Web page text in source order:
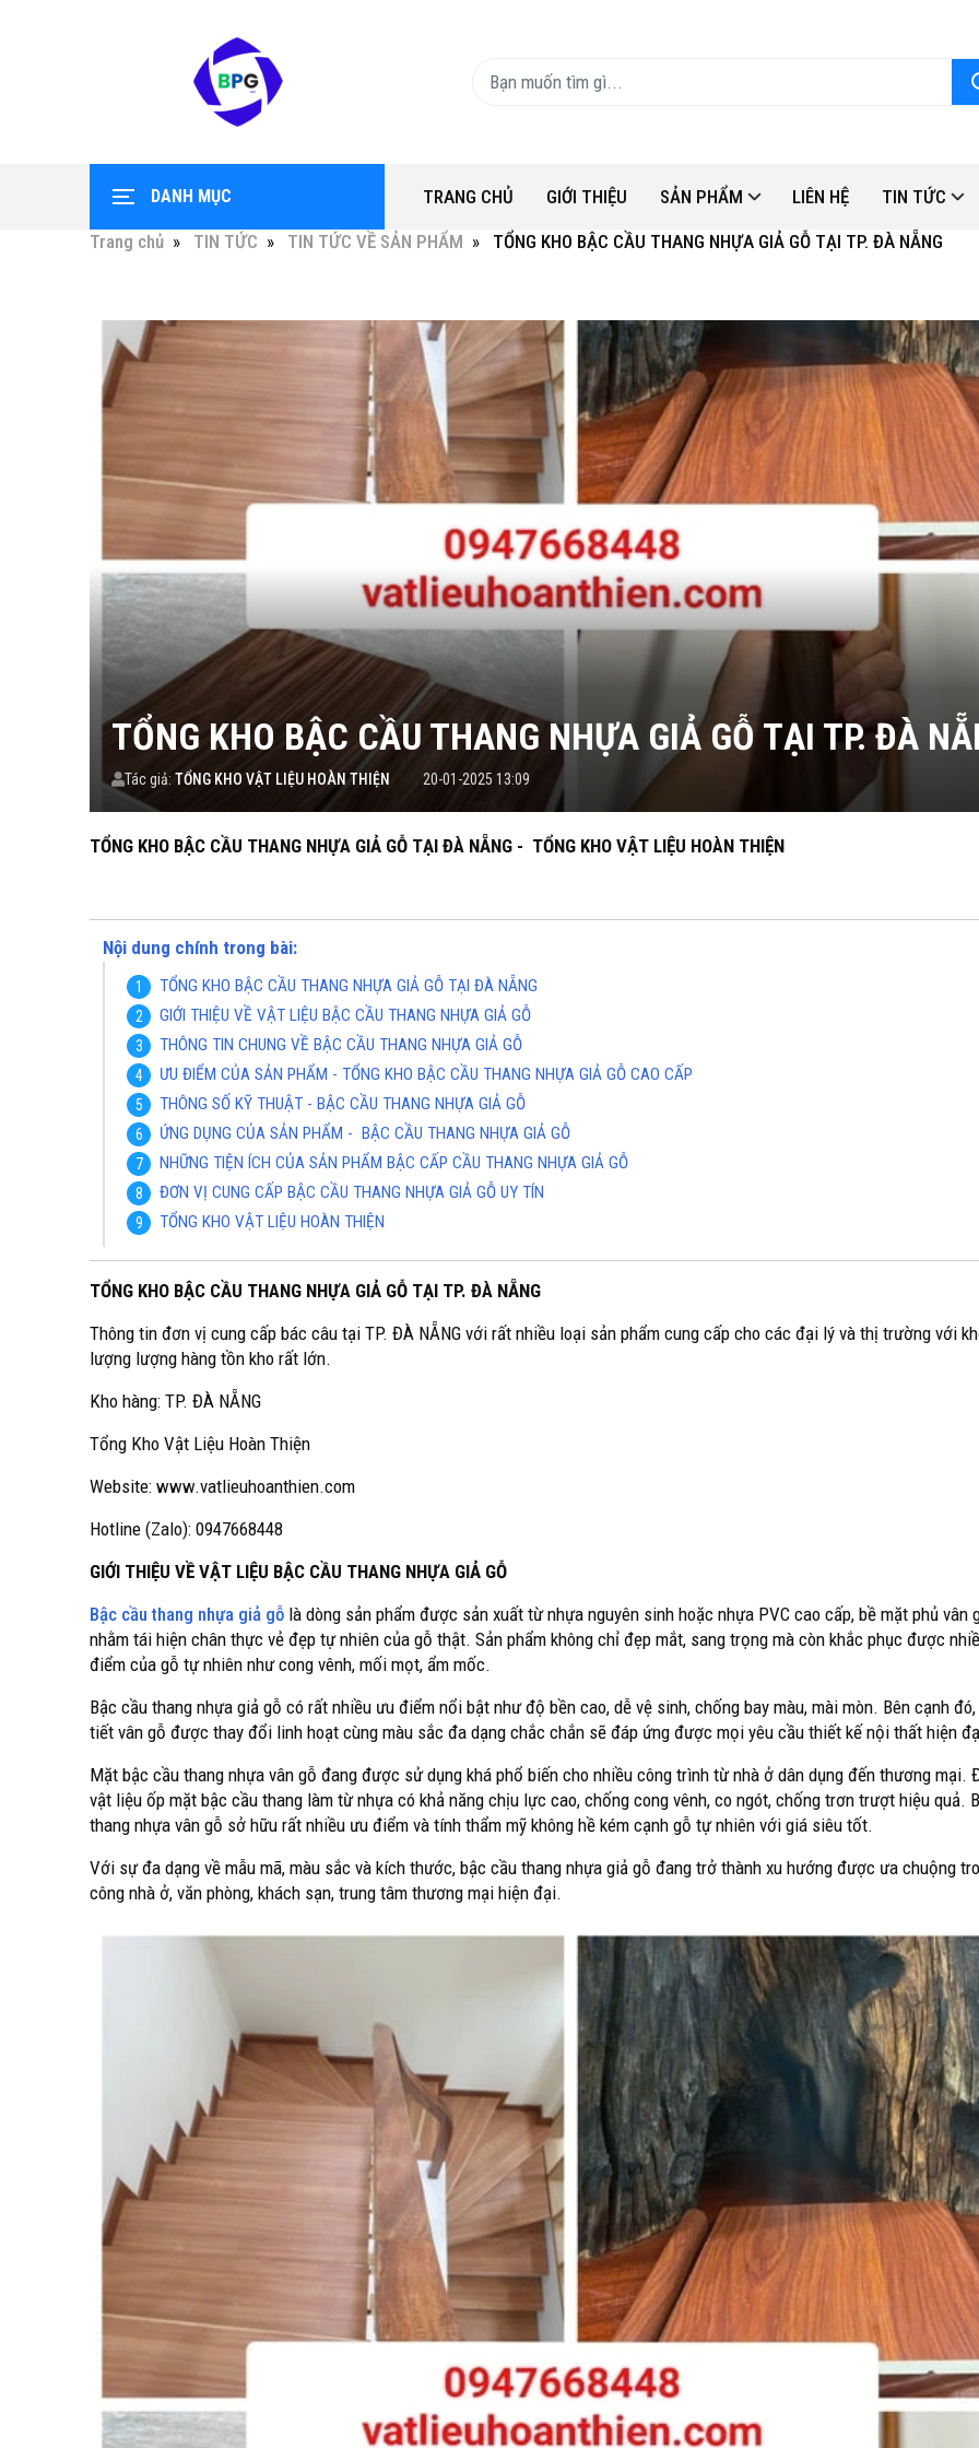
DANH MỤC TRANG CHỦ GIỚI THIỆU SẢN PHẨM LIÊN HỆ TIN TỨC
Trang chủ TIN TỨC TIN TỨC VỀ SẢN PHẨM TỔNG KHO BẬC CẦU THANG NHỰA GIẢ GỖ TẠI TP. ĐÀ NẴNG
TỔNG KHO BẬC CẦU THANG NHỰA GIẢ GỖ TẠI TP. ĐÀ
Tác giả: TỔNG KHO VẬT LIỆU HOÀN THIỆN 20-01-2025 13:09
TỔNG KHO BẬC CẦU THANG NHỰA GIẢ GỖ TẠI ĐÀ NẴNG - TỔNG KHO VẬT LIỆU HOÀN THIỆN
Nội dung chính trong bài:
TỔNG KHO BẬC CẦU THANG NHỰA GIẢ GỖ TẠI ĐÀ NẴNG
GIỚI THIỆU VỀ VẬT LIỆU BẬC CẦU THANG NHỰA GIẢ GỖ
THÔNG TIN CHUNG VỀ BẬC CẦU THANG NHỰA GIẢ GỖ
ƯU ĐIỂM CỦA SẢN PHẨM - TỔNG KHO BẬC CẦU THANG NHỰA GIẢ GỖ CAO CẤP
THÔNG SỐ KỸ THUẬT - BẬC CẦU THANG NHỰA GIẢ GỖ
ỨNG DỤNG CỦA SẢN PHẨM - BẬC CẦU THANG NHỰA GIẢ GỖ
NHỮNG TIỆN ÍCH CỦA SẢN PHẨM BẬC CẤP CẦU THANG NHỰA GIẢ GỖ
ĐƠN VỊ CUNG CẤP BẬC CẦU THANG NHỰA GIẢ GỖ UY TÍN
TỔNG KHO VẬT LIỆU HOÀN THIỆN
TỔNG KHO BẬC CẦU THANG NHỰA GIẢ GỖ TẠI TP. ĐÀ NẴNG
Thông tin đơn vị cung cấp bác câu tại TP. ĐÀ NẴNG với rất nhiều loại sản phẩm cung cấp cho các đại lý và thị trường với
lượng lượng hàng tồn kho rất lớn.
Kho hàng: TP. ĐÀ NẴNG
Tổng Kho Vật Liệu Hoàn Thiện
Website: www.vatlieuhoanthien.com
Hotline (Zalo): 0947668448
GIỚI THIỆU VỀ VẬT LIỆU BẬC CẦU THANG NHỰA GIẢ GỖ
Bậc cầu thang nhựa giả gỗ là dòng sản phẩm được sản xuất từ nhựa nguyên sinh hoặc nhựa PVC cao cấp, bề mặt phủ vân
nhằm tái hiện chân thực vẻ đẹp tự nhiên của gỗ thật. Sản phẩm không chỉ đẹp mắt, sang trọng mà còn khắc phục được
điểm của gỗ tự nhiên như cong vênh, mối mọt, ẩm mốc.
Bậc cầu thang nhựa giả gỗ có rất nhiều ưu điểm nổi bật như độ bền cao, dễ vệ sinh, chống bay màu, mài mòn. Bên cạnh
tiết vân gỗ được thay đổi linh hoạt cùng màu sắc đa dạng chắc chắn sẽ đáp ứng được mọi yêu cầu thiết kế nội thất hiện
Mặt bậc cầu thang nhựa vân gỗ đang được sử dụng khá phổ biến cho nhiều công trình từ nhà ở dân dụng đến thương mại.
vật liệu ốp mặt bậc cầu thang làm từ nhựa có khả năng chịu lực cao, chống cong vênh, co ngót, chống trơn trượt hiệu quả.
thang nhựa vân gỗ sở hữu rất nhiều ưu điểm và tính thẩm mỹ không hề kém cạnh gỗ tự nhiên với giá siêu tốt.
Với sự đa dạng về mẫu mã, màu sắc và kích thước, bậc cầu thang nhựa giả gỗ đang trở thành xu hướng được ưa chuộng
công nhà ở, văn phòng, khách sạn, trung tâm thương mại hiện đại.